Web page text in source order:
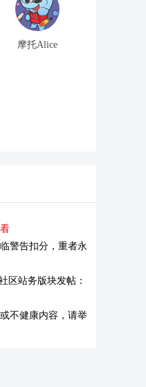
摩托Alice
警告扣分，重者永
区站务版块发帖：
不健康内容，请举